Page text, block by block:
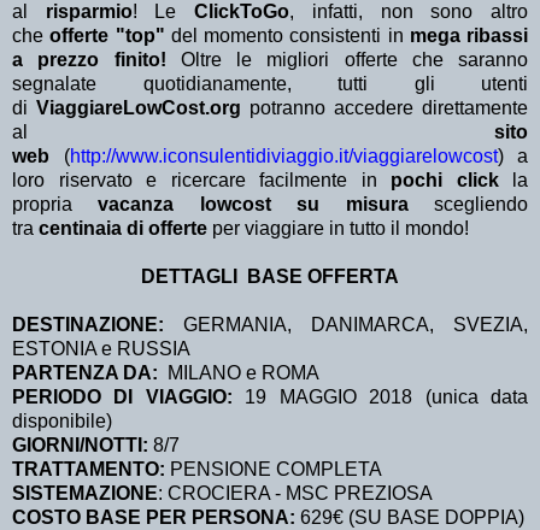
al risparmio! LeClickToGo, infatti, non sono altro
cheofferte "top" del momento consistenti in mega ribassi
a prezzo finito! Oltre le migliori offerte che saranno
segnalate quotidianamente, tutti gli utenti
di ViaggiareLowCost.org potranno accedere direttamente
al sito
web (http://www.iconsulentidiviaggio.it/viaggiarelowcost) a
loro riservato e ricercare facilmente in pochi clickla
propriavacanza lowcost su misurascegliendo
tra centinaia di offerte per viaggiare in tutto il mondo!
DETTAGLI BASE OFFERTA
DESTINAZIONE: GERMANIA, DANIMARCA, SVEZIA,
ESTONIA e RUSSIA
PARTENZA DA: MILANO e ROMA
PERIODO DI VIAGGIO: 19 MAGGIO 2018 (unica data
disponibile)
GIORNI/NOTTI: 8/7
TRATTAMENTO: PENSIONE COMPLETA
SISTEMAZIONE: CROCIERA - MSC PREZIOSA
COSTO BASE PER PERSONA: 629€ (SU BASE DOPPIA)